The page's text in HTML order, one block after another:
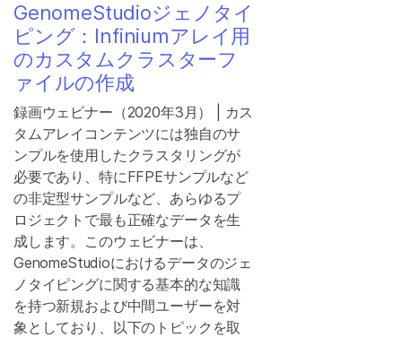
GenomeStudioジェノタイ
ピング：Infiniumアレイ用
のカスタムクラスターフ
ァイルの作成
録画ウェビナー（2020年3月） | カス
タムアレイコンテンツには独自のサ
ンプルを使用したクラスタリングが
必要であり、特にFFPEサンプルなど
の非定型サンプルなど、あらゆるプ
ロジェクトで最も正確なデータを生
成します。このウェビナーは、
GenomeStudioにおけるデータのジェ
ノタイピングに関する基本的な知識
を持つ新規および中間ユーザーを対
象としており、以下のトピックを取